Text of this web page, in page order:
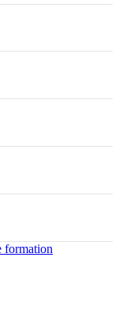
dans
formation